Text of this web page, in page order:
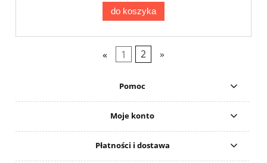
do koszyka
« 1 2 »
Pomoc
Moje konto
Płatności i dostawa